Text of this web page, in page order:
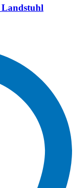
Landstuhl